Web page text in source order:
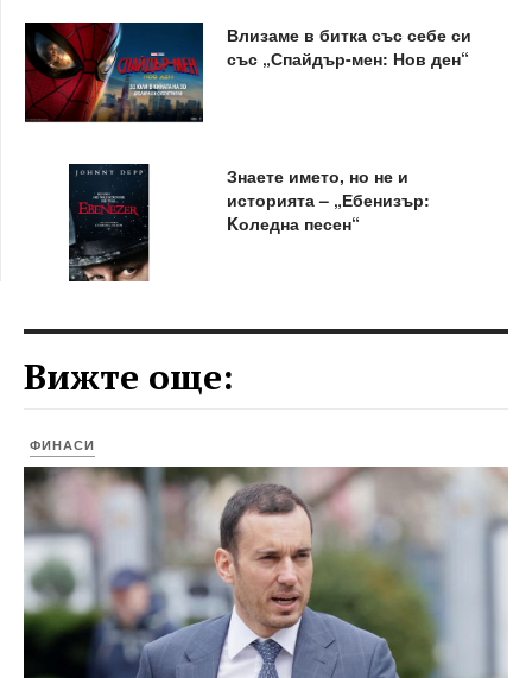
Влизаме в битка със себе си
със „Спайдър-мен: Нов ден“
Знаете името, но не и
историята – „Ебенизър:
Kоледна песен“
Вижте още:
ФИНАСИ